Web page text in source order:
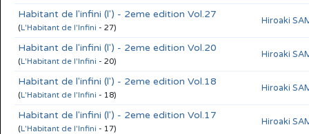
Habitant de l'infini (l') - 2eme edition Vol.27
(L'Habitant de l'Infini - 27)
Hiroaki
Habitant de l'infini (l') - 2eme edition Vol.20
(L'Habitant de l'Infini - 20)
Hiroaki
Habitant de l'infini (l') - 2eme edition Vol.18
(L'Habitant de l'Infini - 18)
Hiroaki
Habitant de l'infini (l') - 2eme edition Vol.17
(L'Habitant de l'Infini - 17)
Hiroaki